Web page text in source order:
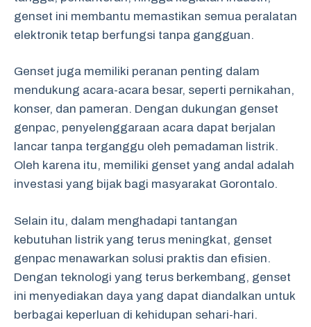
genset ini membantu memastikan semua peralatan
elektronik tetap berfungsi tanpa gangguan.
Genset juga memiliki peranan penting dalam
mendukung acara-acara besar, seperti pernikahan,
konser, dan pameran. Dengan dukungan genset
genpac, penyelenggaraan acara dapat berjalan
lancar tanpa terganggu oleh pemadaman listrik.
Oleh karena itu, memiliki genset yang andal adalah
investasi yang bijak bagi masyarakat Gorontalo.
Selain itu, dalam menghadapi tantangan
kebutuhan listrik yang terus meningkat, genset
genpac menawarkan solusi praktis dan efisien.
Dengan teknologi yang terus berkembang, genset
ini menyediakan daya yang dapat diandalkan untuk
berbagai keperluan di kehidupan sehari-hari.